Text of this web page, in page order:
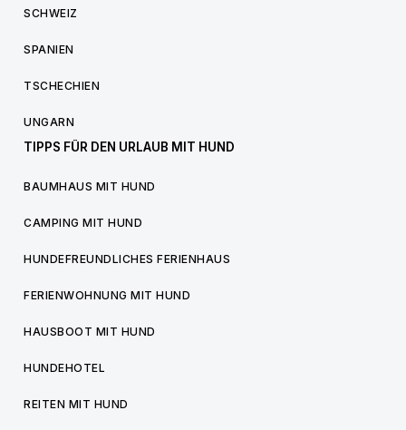
SCHWEIZ
SPANIEN
TSCHECHIEN
UNGARN
TIPPS FÜR DEN URLAUB MIT HUND
BAUMHAUS MIT HUND
CAMPING MIT HUND
HUNDEFREUNDLICHES FERIENHAUS
FERIENWOHNUNG MIT HUND
HAUSBOOT MIT HUND
HUNDEHOTEL
REITEN MIT HUND